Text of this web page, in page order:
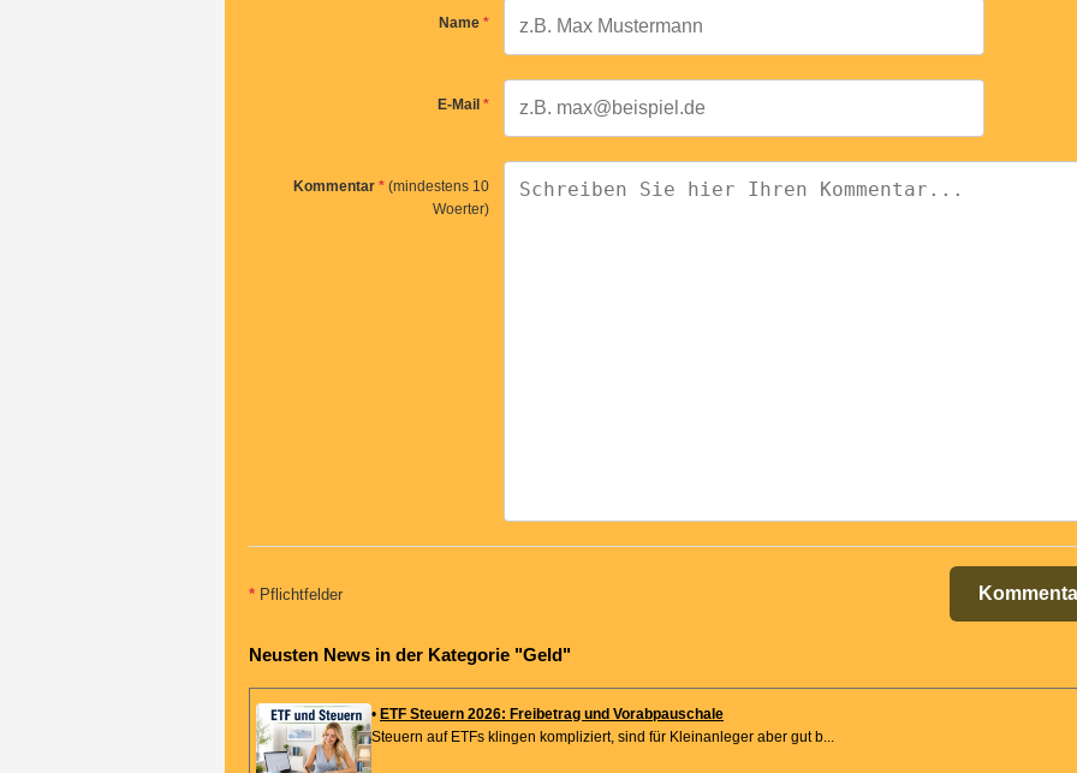
Name *
E-Mail *
Kommentar * (mindestens 10
Woerter)
* Pflichtfelder
Neusten News in der Kategorie "Geld"
• ETF Steuern 2026: Freibetrag und Vorabpauschale
Steuern auf ETFs klingen kompliziert, sind für Kleinanleger aber gut b...